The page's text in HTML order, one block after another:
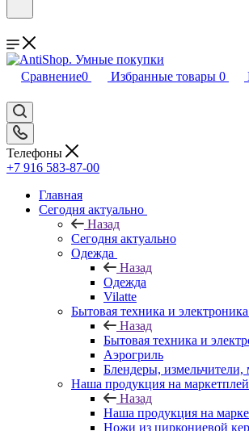
Сравнение0 Избранные товары 0
Телефоны
+7 916 583-87-00
Главная
Сегодня актуально
Назад
Сегодня актуально
Одежда
Назад
Одежда
Vilatte
Бытовая техника и электроника
Назад
Бытовая техника и
Аэрогриль
Блендеры, измельчители,
Наша продукция на
Назад
Наша продукция на
Ножи из циркониевой